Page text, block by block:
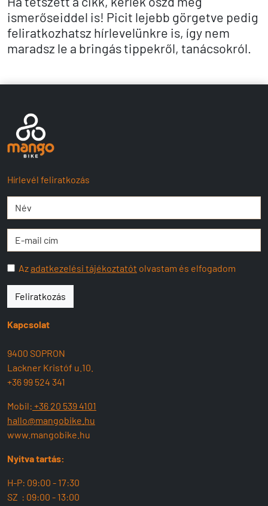
ismerőseiddel is! Picit lejebb görgetve pedig
feliratkozhatsz hírlevelünkre is, így nem
maradsz le a bringás tippekről, tanácsokról.
Hírlevél feliratkozás
Azadatkezelési tájékoztatót olvastam és elfogadom
Feliratkozás
Kapcsolat
9400 SOPRON
Lackner Kristóf u.10.
+36 99 524 341
Mobil: +36 20 539 4101
hallo@mangobike.hu
www.mangobike.hu
Nyitva tartás:
H-P: 09:00 - 17:30
SZ : 09:00 - 13:00